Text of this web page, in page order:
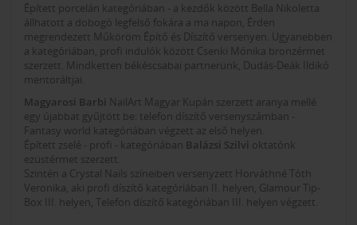
Épített porcelán kategóriában - a kezdők között Bella Nikoletta
állhatott a dobogó legfelső fokára a ma napon, Érden
megrendezett Műköröm Építő és Díszítő versenyen. Ugyanebben
a kategóriában, profi indulók között Csenki Mónika bronzérmet
szerzett. Mindketten békéscsabai partnerünk, Dudás-Deák Ildikó
mentoráltjai.
Magyarosi Barbi NailArt Magyar Kupán szerzett aranya mellé
egy újabbat gyűjtött be: telefon díszítő versenyszámban -
Fantasy world kategóriában végzett az első helyen.
Épített zselé - profi - kategóriában Balázsi Szilvi oktatónk
ezüstérmet szerzett.
Szintén a Crystal Nails színeiben versenyzett Horváthné Tóth
Veronika, aki profi díszítő kategóriában II. helyen, Glamour Tip-
Box III. helyen, Telefon díszítő kategóriában III. helyen végzett.